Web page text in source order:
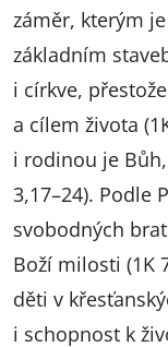
záměr, kterým
základním
i církve,
a cílem života
i rodinou je
3,17–24). Podle
svobodných
Boží milosti (1K
děti v
i schopnost k